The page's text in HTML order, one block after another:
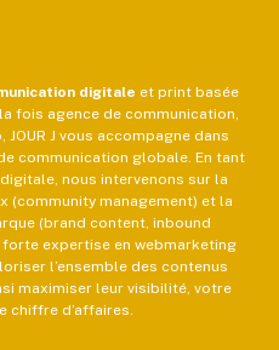
digitale et print basée
fois agence de communication,
J vous accompagne dans
communication globale. En tant
nous intervenons sur la
(community management) et la
(brand content, inbound
expertise en webmarketing
l’ensemble des contenus
maximiser leur visibilité, votre
chiffre d’affaires.